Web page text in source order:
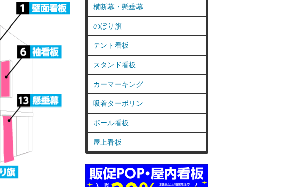
横断幕・懸垂幕
のぼり旗
テント看板
スタンド看板
カーマーキング
吸着ターポリン
ポール看板
屋上看板